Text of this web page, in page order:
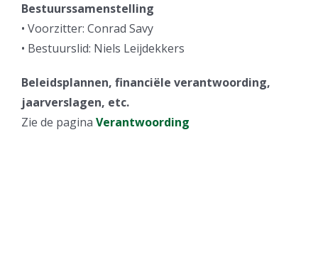
Bestuurssamenstelling
• Voorzitter: Conrad Savy
• Bestuurslid: Niels Leijdekkers
Beleidsplannen, financiële verantwoording,
jaarverslagen, etc.
Zie de pagina Verantwoording